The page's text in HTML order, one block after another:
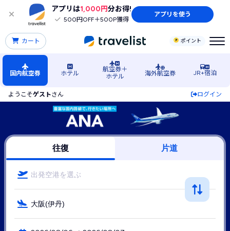
アプリは1,000円分お得!
500円OFF＋500P獲得
アプリを使う
ポイント
カート
国内航空券 ホテル
航空券＋
ホテル
海外航空券 JR+宿泊
ようこそゲストさん ログイン
関西・近畿行きANA（ANA(全日空)）の格安航空券・飛行機
往復 片道
出発空港を選ぶ
大阪(伊丹)